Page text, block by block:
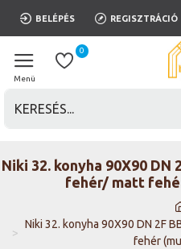
BELÉPÉS REGISZTRÁCIÓ
0
Niki 32. konyha 90X90 DN 2F
fehér
Niki 32. konyha 90X90 DN
fehér/ matt